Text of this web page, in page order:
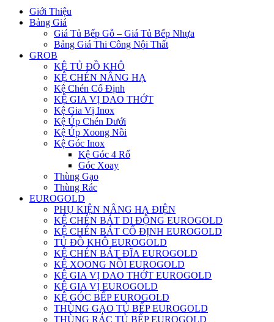
Giới Thiệu
Bảng Giá
Giá Tủ Bếp Gỗ – Giá Tủ Bếp Nhựa
Bảng Giá Thi Công Nội Thất
GROB
KỆ TỦ ĐỒ KHÔ
KỆ CHÉN NÂNG HẠ
Kệ Chén Cố Định
KỆ GIA VỊ DAO THỚT
Kệ Gia Vị Inox
Kệ Úp Chén Dưới
Kệ Úp Xoong Nồi
Kệ Góc Inox
Kệ Góc 4 Rổ
Góc Xoay
Thùng Gạo
Thùng Rác
EUROGOLD
PHỤ KIỆN NÂNG HẠ ĐIỆN
KỆ CHÉN BÁT DI ĐỘNG EUROGOLD
KỆ CHÉN BÁT CỐ ĐỊNH EUROGOLD
TỦ ĐỒ KHÔ EUROGOLD
KỆ CHÉN BÁT ĐĨA EUROGOLD
KỆ XOONG NỒI EUROGOLD
KỆ GIA VỊ DAO THỚT EUROGOLD
KỆ GIA VỊ EUROGOLD
KỆ GÓC BẾP EUROGOLD
THÙNG GẠO TỦ BẾP EUROGOLD
THÙNG RÁC TỦ BẾP EUROGOLD